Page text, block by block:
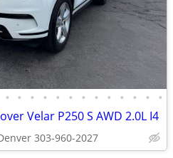
• • • • • • • • • • • • •
Velar P250 S AWD 2.0L I4
303-960-2027